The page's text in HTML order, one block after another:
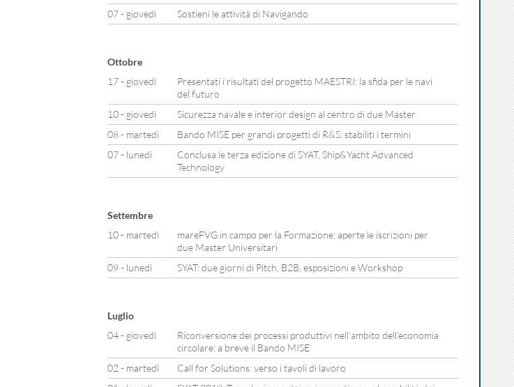
07 - giovedì
Sostieni le attività di Navigando
Ottobre
17 - giovedì
Presentati i risultati del progetto MAESTRI: la sfida per le navi
del futuro
10 - giovedì
Sicurezza navale e interior design al centro di due Master
08 - martedì
Bando MISE per grandi progetti di R&S: stabiliti i termini
07 - lunedì
Conclusa le terza edizione di SYAT, Ship&Yacht Advanced
Technology
Settembre
10 - martedì
mareFVG in campo per la Formazione: aperte le iscrizioni per
due Master Universitari
09 - lunedì
SYAT: due giorni di Pitch, B2B, esposizioni e Workshop
Luglio
04 - giovedì
Riconversione dei processi produttivi nell’ambito dell’economia
circolare: a breve il Bando MISE
02 - martedì
Call for Solutions: verso i tavoli di lavoro